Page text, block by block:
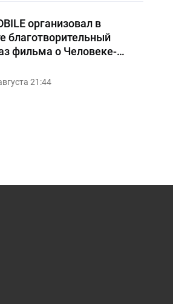
организовал в
благотворительный
фильма о Человеке-
21:44